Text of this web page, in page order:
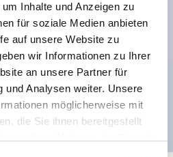
Inhalte und Anzeigen zu
für soziale Medien anbieten
auf unsere Website zu
wir Informationen zu Ihrer
an unsere Partner für
und Analysen weiter. Unsere
möglicherweise mit
die Sie ihnen bereitgestellt
Kontaktblock).
möglich.
3. Generation: 2-Aktions-
Schutz, IP20-